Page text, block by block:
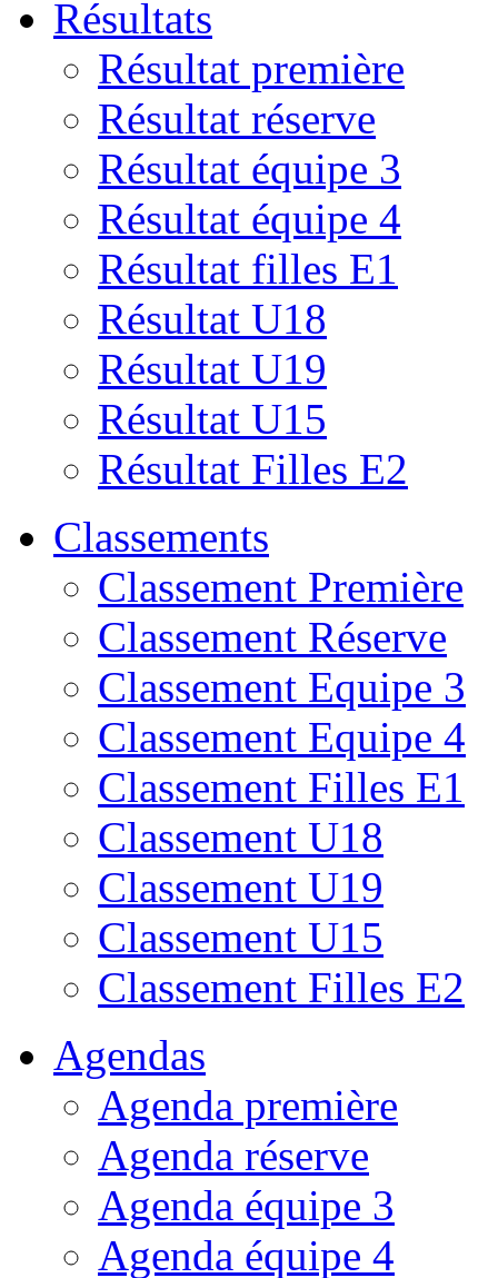
Résultats
Résultat première
Résultat réserve
Résultat équipe 3
Résultat équipe 4
Résultat filles E1
Résultat U18
Résultat U19
Résultat U15
Résultat Filles E2
Classements
Classement Première
Classement Réserve
Classement Equipe 3
Classement Equipe 4
Classement Filles E1
Classement U18
Classement U19
Classement U15
Classement Filles E2
Agendas
Agenda première
Agenda réserve
Agenda équipe 3
Agenda équipe 4